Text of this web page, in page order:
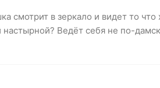
смотрит в зеркало и видет то что
Ведёт себя не по-